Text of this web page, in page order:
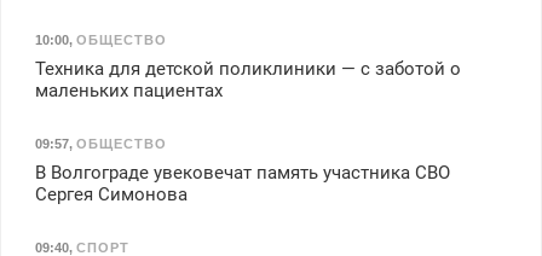
10:00, ОБЩЕСТВО
Техника для детской поликлиники — с заботой о
маленьких пациентах
09:57, ОБЩЕСТВО
В Волгограде увековечат память участника СВО
Сергея Симонова
09:40, СПОРТ